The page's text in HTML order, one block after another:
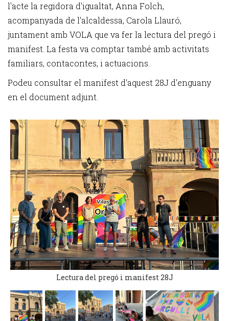
l'acte la regidora d'igualtat, Anna Folch,
acompanyada de l'alcaldessa, Carola Llauró,
juntament amb VOLA que va fer la lectura del pregó i
manifest. La festa va comptar també amb activitats
familiars, contacontes, i actuacions.
Podeu consultar el manifest d'aquest 28J d'enguany
en el document adjunt.
Lectura del pregó i manifest 28J